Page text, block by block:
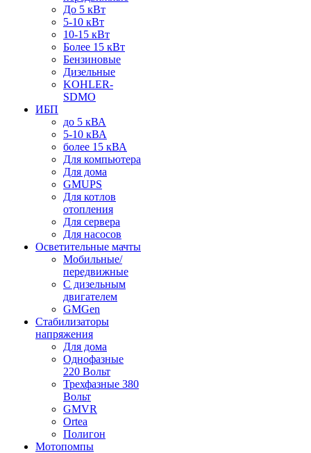
До 5 кВт
5-10 кВт
10-15 кВт
Более 15 кВт
Бензиновые
Дизельные
KOHLER-
SDMO
ИБП
до 5 кВА
5-10 кВА
более 15 кВА
Для компьютера
Для дома
GMUPS
Для котлов
отопления
Для сервера
Для насосов
Осветительные мачты
Мобильные/
передвижные
С дизельным
двигателем
GMGen
Стабилизаторы
напряжения
Для дома
Однофазные
220 Вольт
Трехфазные 380
Вольт
GMVR
Ortea
Полигон
Мотопомпы